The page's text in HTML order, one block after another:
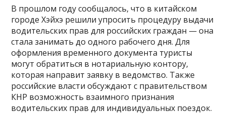
В прошлом году сообщалось, что в китайском
городе Хэйхэ решили упросить процедуру выдачи
водительских прав для российских граждан — она
стала занимать до одного рабочего дня. Для
оформления временного документа туристы
могут обратиться в нотариальную контору,
которая направит заявку в ведомство. Также
российские власти обсуждают с правительством
КНР возможность взаимного признания
водительских прав для индивидуальных поездок.